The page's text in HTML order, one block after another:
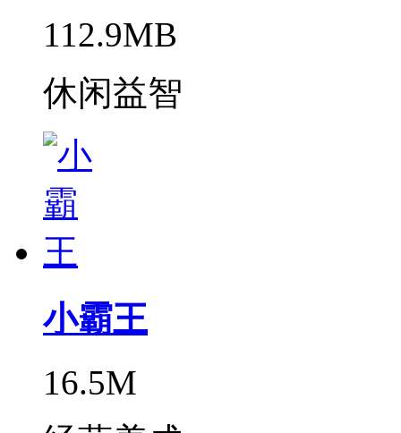
112.9MB
休闲益智
小霸王
16.5M